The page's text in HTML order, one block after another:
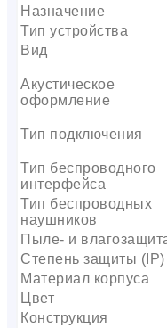
Назначение
Тип устройства
Вид
Акустическое
оформление
Тип подключения
Тип беспроводного
интерфейса
Тип беспроводных
наушников
Пыле- и
Степень защиты (IP)
Материал корпуса
Цвет
Конструкция